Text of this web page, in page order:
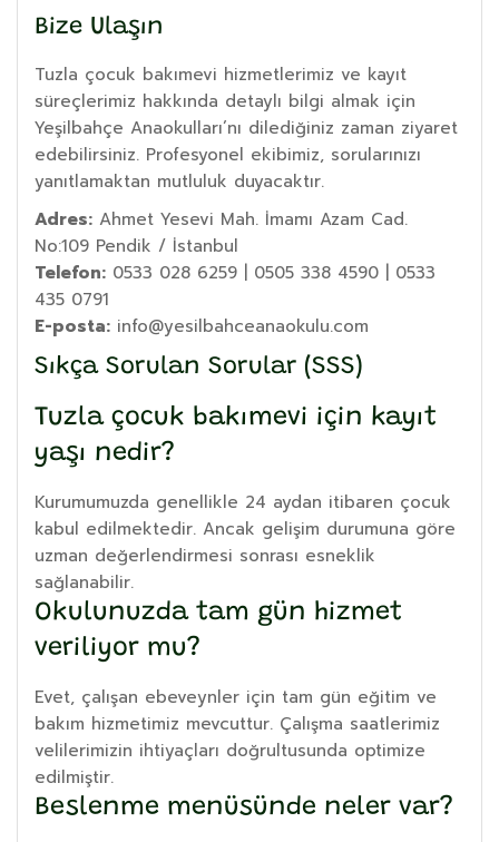
Bize Ulaşın
Tuzla çocuk bakımevi hizmetlerimiz ve kayıt
süreçlerimiz hakkında detaylı bilgi almak için
Yeşilbahçe Anaokulları’nı dilediğiniz zaman ziyaret
edebilirsiniz. Profesyonel ekibimiz, sorularınızı
yanıtlamaktan mutluluk duyacaktır.
Adres: Ahmet Yesevi Mah. İmamı Azam Cad.
No:109 Pendik / İstanbul
Telefon: 0533 028 6259 | 0505 338 4590 | 0533
435 0791
E-posta: info@yesilbahceanaokulu.com
Sıkça Sorulan Sorular (SSS)
Tuzla çocuk bakımevi için kayıt
yaşı nedir?
Kurumumuzda genellikle 24 aydan itibaren çocuk
kabul edilmektedir. Ancak gelişim durumuna göre
uzman değerlendirmesi sonrası esneklik
sağlanabilir.
Okulunuzda tam gün hizmet
veriliyor mu?
Evet, çalışan ebeveynler için tam gün eğitim ve
bakım hizmetimiz mevcuttur. Çalışma saatlerimiz
velilerimizin ihtiyaçları doğrultusunda optimize
edilmiştir.
Beslenme menüsünde neler var?